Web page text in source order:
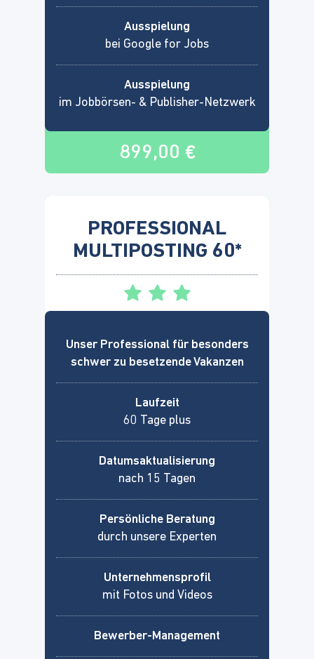
Ausspielung
bei Google for Jobs
Ausspielung
im Jobbörsen- & Publisher-Netzwerk
899,00 €
PROFESSIONAL
MULTIPOSTING 60*
Unser Professional für besonders
schwer zu besetzende Vakanzen
Laufzeit
60 Tage plus
Datumsaktualisierung
nach 15 Tagen
Persönliche Beratung
durch unsere Experten
Unternehmensprofil
mit Fotos und Videos
Bewerber-Management